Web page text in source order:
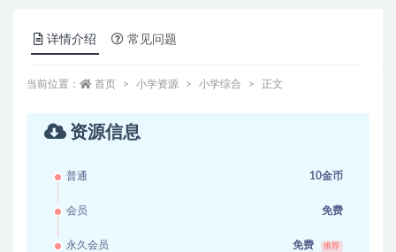
详情介绍 常见问题
当前位置： 首页 小学资源 小学综合 正文
资源信息
普通 10金币
会员 免费
永久会员 免费 推荐